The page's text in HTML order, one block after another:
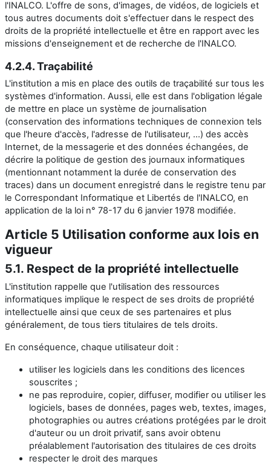
l'INALCO. L'offre de sons, d'images, de vidéos, de logiciels et
tous autres documents doit s'effectuer dans le respect des
droits de la propriété intellectuelle et être en rapport avec les
missions d'enseignement et de recherche de l'INALCO.
4.2.4. Traçabilité
L'institution a mis en place des outils de traçabilité sur tous les
systèmes d'information. Aussi, elle est dans l'obligation légale
de mettre en place un système de journalisation
(conservation des informations techniques de connexion tels
que l'heure d'accès, l'adresse de l'utilisateur, ...) des accès
Internet, de la messagerie et des données échangées, de
décrire la politique de gestion des journaux informatiques
(mentionnant notamment la durée de conservation des
traces) dans un document enregistré dans le registre tenu par
le Correspondant Informatique et Libertés de l'INALCO, en
application de la loi n° 78-17 du 6 janvier 1978 modifiée.
Article 5 Utilisation conforme aux lois en
vigueur
5.1. Respect de la propriété intellectuelle
L'institution rappelle que l'utilisation des ressources
informatiques implique le respect de ses droits de propriété
intellectuelle ainsi que ceux de ses partenaires et plus
généralement, de tous tiers titulaires de tels droits.
En conséquence, chaque utilisateur doit :
utiliser les logiciels dans les conditions des licences
souscrites ;
ne pas reproduire, copier, diffuser, modifier ou utiliser les
logiciels, bases de données, pages web, textes, images,
photographies ou autres créations protégées par le droit
d'auteur ou un droit privatif, sans avoir obtenu
préalablement l'autorisation des titulaires de ces droits
respecter le droit des marques